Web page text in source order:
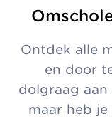
Ontdek alle
en door
dolgraag
maar heb